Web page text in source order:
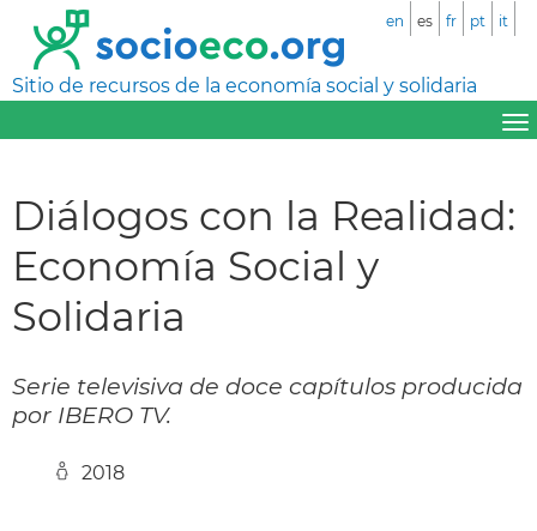
Sitio de recursos de la economía social y solidaria
en es fr pt it
Diálogos con la Realidad:
Economía Social y
Solidaria
Serie televisiva de doce capítulos producida
por IBERO TV.
2018